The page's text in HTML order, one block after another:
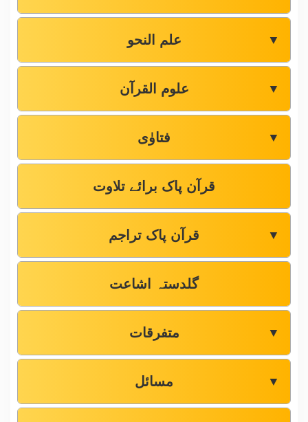
علم النحو ▼
علوم القرآن ▼
فتاوٰی ▼
قرآن پاک برائے تلاوت
قرآن پاک تراجم ▼
گلدستہ اشاعت
متفرقات ▼
مسائل ▼